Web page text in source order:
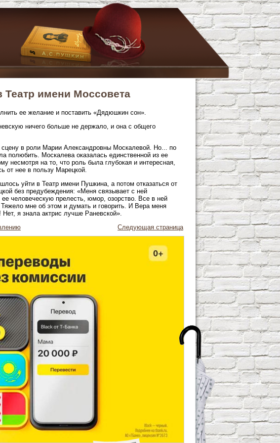
Театр имени Моссовета
ее желание и поставить «Дядюшкин сон».
ничего больше не держало, и она с общего
в роли Марии Александровны Москалевой. Но... по
полюбить. Москалева оказалась единственной из ее
несмотря на то, что роль была глубокая и интересная,
от нее в пользу Марецкой.
уйти в Театр имени Пушкина, а потом отказаться от
без предубеждения: «Меня связывает с ней
человеческую прелесть, юмор, озорство. Все в ней
мне об этом и думать и говорить. И Вера меня
я знала актрис лучше Раневской».
Следующая страница